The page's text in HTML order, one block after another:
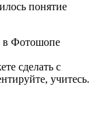
понятие
в Фотошопе
сделать с
учитесь.